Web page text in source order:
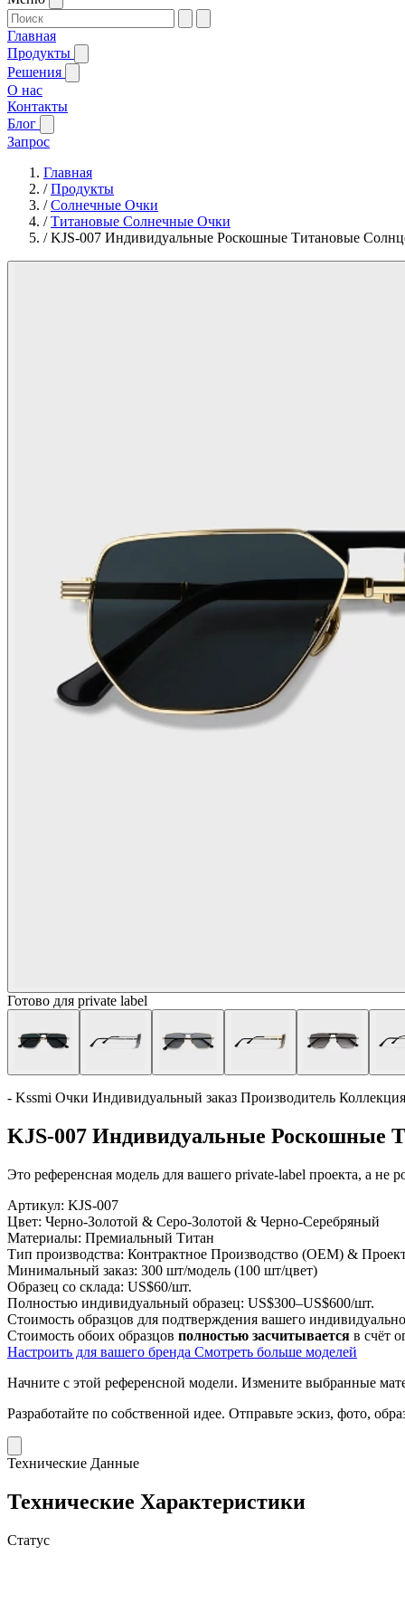
Главная
Продукты
Решения
О нас
Контакты
Блог
Запрос
Главная
/Продукты
/Солнечные Очки
/Титановые Солнечные Очки
/KJS-007 Индивидуальные Роскошные Титановые
Готово для private label
- Kssmi Очки Индивидуальный заказ Производитель Коллекция
KJS-007 Индивидуальные Роскошные
Это референсная модель для вашего private-label проекта, а не
Артикул: KJS-007
Цвет: Черно-Золотой & Серо-Золотой & Черно-Серебряный
Материалы: Премиальный Титан
Тип производства: Контрактное Производство (OEM) &
Минимальный заказ: 300 шт/модель (100 шт/цвет)
Образец со склада: US$60/шт.
Полностью индивидуальный образец: US$300–US$600/шт.
Стоимость образцов для подтверждения вашего
Стоимость обоих образцов полностью засчитывается в счёт
Настроить для вашего бренда Смотреть больше моделей
Начните с этой референсной модели. Измените выбранные
Разработайте по собственной идее. Отправьте эскиз, фото,
Технические Данные
Технические Характеристики
Статус